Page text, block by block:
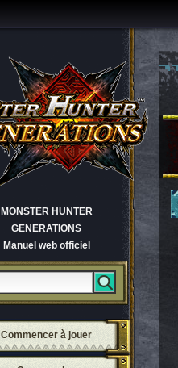
MONSTER HUNTER
GENERATIONS
Manuel web officiel
Commencer à jouer